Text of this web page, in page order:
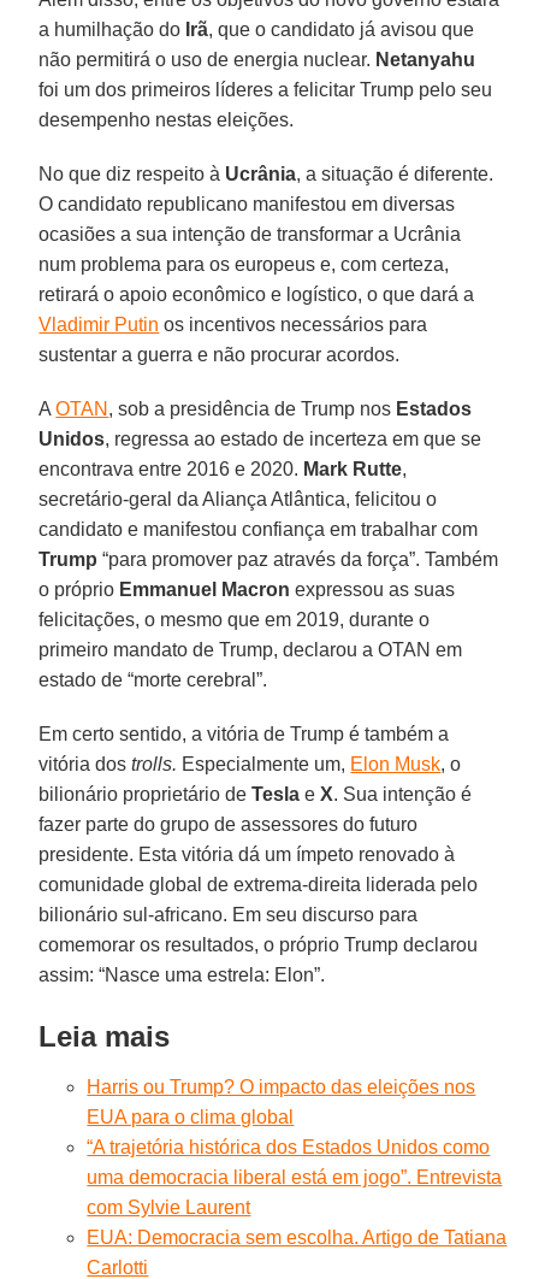
a humilhação do Irã, que o candidato já avisou que
não permitirá o uso de energia nuclear. Netanyahu
foi um dos primeiros líderes a felicitar Trump pelo seu
desempenho nestas eleições.
No que diz respeito à Ucrânia, a situação é diferente.
O candidato republicano manifestou em diversas
ocasiões a sua intenção de transformar a Ucrânia
num problema para os europeus e, com certeza,
retirará o apoio econômico e logístico, o que dará a
Vladimir Putin os incentivos necessários para
sustentar a guerra e não procurar acordos.
AOTAN , sob a presidência de Trump nos Estados
Unidos, regressa ao estado de incerteza em que se
encontrava entre 2016 e 2020. Mark Rutte,
secretário-geral da Aliança Atlântica, felicitou o
candidato e manifestou confiança em trabalhar com
Trump “para promover paz através da força”. Também
o próprio Emmanuel Macron expressou as suas
felicitações, o mesmo que em 2019, durante o
primeiro mandato de Trump, declarou a OTAN em
estado de “morte cerebral”.
Em certo sentido, a vitória de Trump é também a
vitória dostrolls. Especialmente um, Elon Musk, o
bilionário proprietário deTesla eX. Sua intenção é
fazer parte do grupo de assessores do futuro
presidente. Esta vitória dá um ímpeto renovado à
comunidade global de extrema-direita liderada pelo
bilionário sul-africano. Em seu discurso para
comemorar os resultados, o próprio Trump declarou
assim: “Nasce uma estrela: Elon”.
Leia mais
Harris ou Trump? O impacto das eleições nos
EUA para o clima global
“A trajetória histórica dos Estados Unidos como
uma democracia liberal está em jogo”. Entrevista
com Sylvie Laurent
EUA: Democracia sem escolha. Artigo de Tatiana
Carlotti